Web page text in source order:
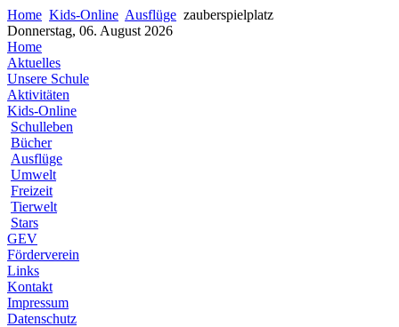
Home Kids-Online Ausflüge zauberspielplatz
Donnerstag, 06. August 2026
Home
Aktuelles
Unsere Schule
Aktivitäten
Kids-Online
Schulleben
Bücher
Ausflüge
Umwelt
Freizeit
Tierwelt
Stars
GEV
Förderverein
Links
Kontakt
Impressum
Datenschutz